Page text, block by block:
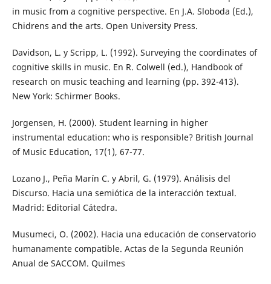
in music from a cognitive perspective. En J.A. Sloboda (Ed.),
Chidrens and the arts. Open University Press.
Davidson, L. y Scripp, L. (1992). Surveying the coordinates of
cognitive skills in music. En R. Colwell (ed.), Handbook of
research on music teaching and learning (pp. 392-413).
New York: Schirmer Books.
Jorgensen, H. (2000). Student learning in higher
instrumental education: who is responsible? British Journal
of Music Education, 17(1), 67-77.
Lozano J., Peña Marín C. y Abril, G. (1979). Análisis del
Discurso. Hacia una semiótica de la interacción textual.
Madrid: Editorial Cátedra.
Musumeci, O. (2002). Hacia una educación de conservatorio
humanamente compatible. Actas de la Segunda Reunión
Anual de SACCOM. Quilmes